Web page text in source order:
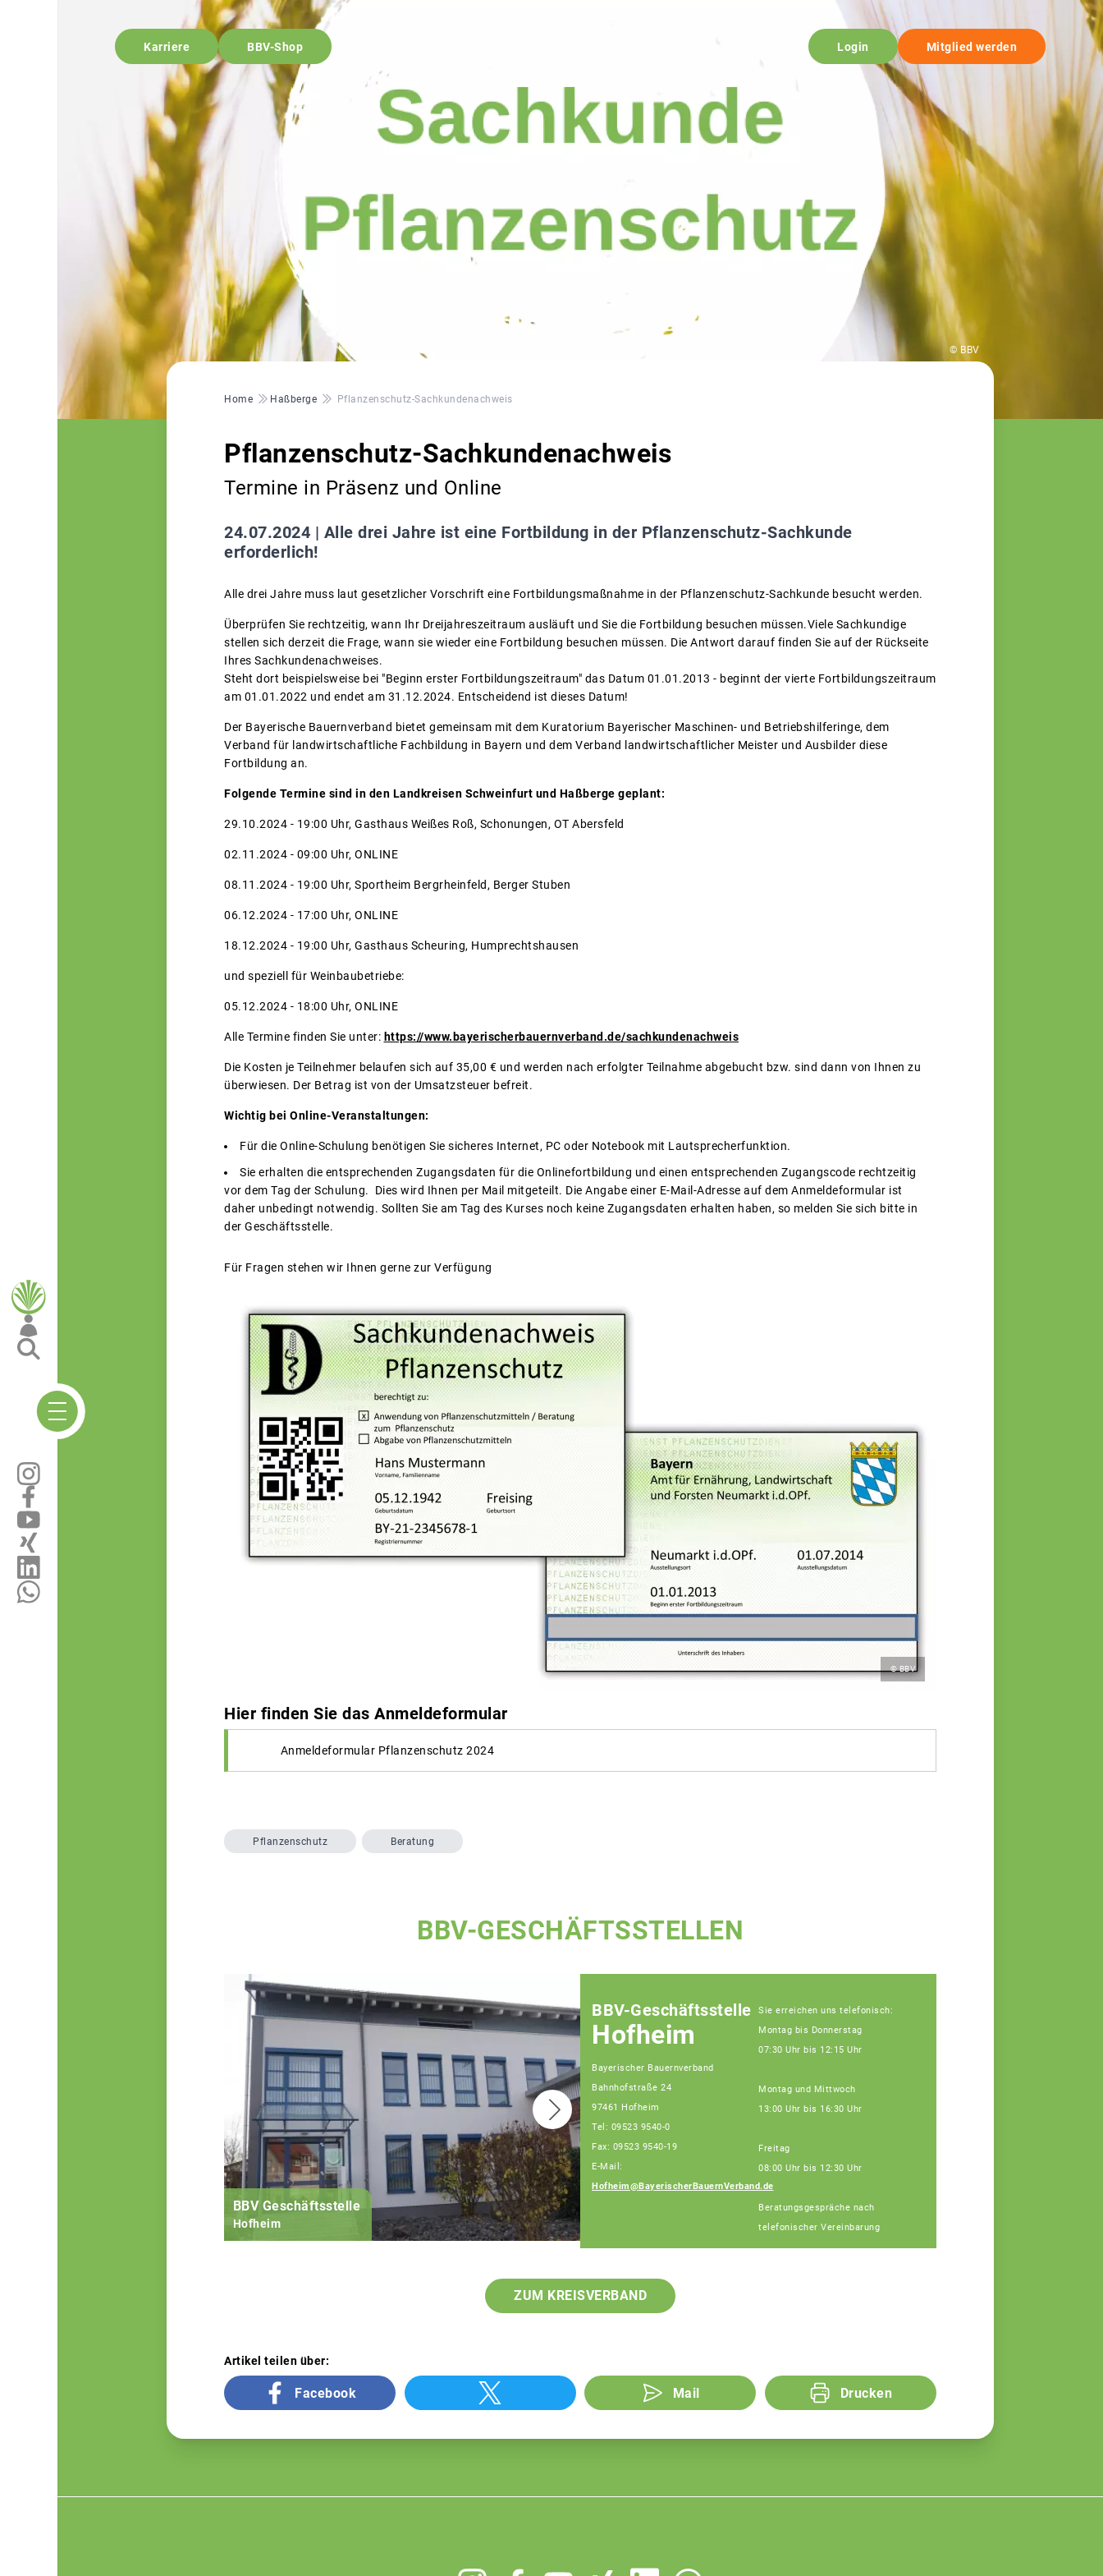
Karriere BBV-Shop Login Mitglied werden
© BBV
Pfadnavigation
Home Haßberge Pflanzenschutz-Sachkundenachweis
Pflanzenschutz-Sachkundenachweis
Termine in Präsenz und Online
24.07.2024 | Alle drei Jahre ist eine Fortbildung in der Pflanzenschutz-Sachkunde
erforderlich!
Alle drei Jahre muss laut gesetzlicher Vorschrift eine Fortbildungsmaßnahme in der Pflanzenschutz-Sachkunde besucht werden.
Überprüfen Sie rechtzeitig, wann Ihr Dreijahreszeitraum ausläuft und Sie die Fortbildung besuchen müssen.Viele Sachkundige
stellen sich derzeit die Frage, wann sie wieder eine Fortbildung besuchen müssen. Die Antwort darauf finden Sie auf der Rückseite
Ihres Sachkundenachweises.
Steht dort beispielsweise bei "Beginn erster Fortbildungszeitraum" das Datum 01.01.2013 - beginnt der vierte Fortbildungszeitraum
am 01.01.2022 und endet am 31.12.2024. Entscheidend ist dieses Datum!
Der Bayerische Bauernverband bietet gemeinsam mit dem Kuratorium Bayerischer Maschinen- und Betriebshilferinge, dem
Verband für landwirtschaftliche Fachbildung in Bayern und dem Verband landwirtschaftlicher Meister und Ausbilder diese
Fortbildung an.
Folgende Termine sind in den Landkreisen Schweinfurt und Haßberge geplant:
29.10.2024 - 19:00 Uhr, Gasthaus Weißes Roß, Schonungen, OT Abersfeld
02.11.2024 - 09:00 Uhr, ONLINE
08.11.2024 - 19:00 Uhr, Sportheim Bergrheinfeld, Berger Stuben
06.12.2024 - 17:00 Uhr, ONLINE
18.12.2024 - 19:00 Uhr, Gasthaus Scheuring, Humprechtshausen
und speziell für Weinbaubetriebe:
05.12.2024 - 18:00 Uhr, ONLINE
Alle Termine finden Sie unter: https://www.bayerischerbauernverband.de/sachkundenachweis
Die Kosten je Teilnehmer belaufen sich auf 35,00 € und werden nach erfolgter Teilnahme abgebucht bzw. sind dann von Ihnen zu
überwiesen. Der Betrag ist von der Umsatzsteuer befreit.
Wichtig bei Online-Veranstaltungen:
Für die Online-Schulung benötigen Sie sicheres Internet, PC oder Notebook mit Lautsprecherfunktion.
Sie erhalten die entsprechenden Zugangsdaten für die Onlinefortbildung und einen entsprechenden Zugangscode rechtzeitig
vor dem Tag der Schulung. Dies wird Ihnen per Mail mitgeteilt. Die Angabe einer E-Mail-Adresse auf dem Anmeldeformular ist
daher unbedingt notwendig. Sollten Sie am Tag des Kurses noch keine Zugangsdaten erhalten haben, so melden Sie sich bitte in
der Geschäftsstelle.
Für Fragen stehen wir Ihnen gerne zur Verfügung
© BBV
Hier finden Sie das Anmeldeformular
Anmeldeformular Pflanzenschutz 2024
Pflanzenschutz Beratung
BBV-GESCHÄFTSSTELLEN
BBV Geschäftsstelle
Hofheim
BBV-Geschäftsstelle
Hofheim
Bayerischer Bauernverband
Bahnhofstraße 24
97461 Hofheim
Tel: 09523 9540-0
Fax: 09523 9540-19
E-Mail:
Hofheim@BayerischerBauernVerband.de
Sie erreichen uns telefonisch:
Montag bis Donnerstag
07:30 Uhr bis 12:15 Uhr
Montag und Mittwoch
13:00 Uhr bis 16:30 Uhr
Freitag
08:00 Uhr bis 12:30 Uhr
Beratungsgespräche nach
telefonischer Vereinbarung
ZUM KREISVERBAND
Artikel teilen über:
Facebook Mail Drucken